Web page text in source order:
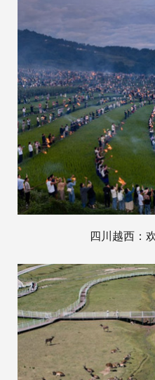
四川越西：